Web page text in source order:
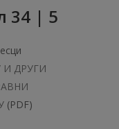
34 | 5
ДРУГИ
(PDF)